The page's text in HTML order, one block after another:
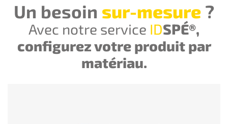
Un besoin sur-mesure ?
Avec notre service IDSPÉ®,
configurez votre produit par
matériau.